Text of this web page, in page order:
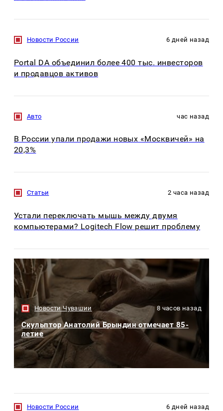
Новости России 6 дней назад
Portal DA объединил более 400 тыс. инвесторов
и продавцов активов
Авто час назад
В России упали продажи новых «Москвичей» на
20,3%
Статьи 2 часа назад
Устали переключать мышь между двумя
компьютерами? Logitech Flow решит проблему
Новости Чувашии 8 часов назад
Скульптор Анатолий Брындин отмечает 85-
летие
Новости России 6 дней назад